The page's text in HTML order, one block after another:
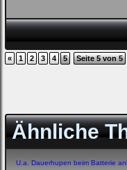
« 1 2 3 4 5 Seite 5 von 5
Ähnliche
U.a. Dauerhupen beim Batterie